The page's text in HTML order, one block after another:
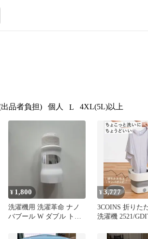
品者負担) 個人 L 4XL(5L)以上
¥ 1,800
洗濯機用 洗濯革命 ナノ
バブール W ダブル トル
¥3,777
3COINS 折りた
洗濯機 2521/